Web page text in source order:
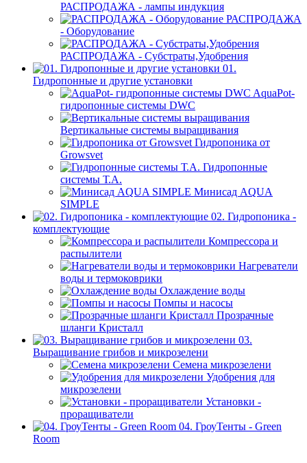
РАСПРОДАЖА - лампы индукция
РАСПРОДАЖА
- Оборудование
РАСПРОДАЖА - Субстраты,Удобрения
01.
Гидропонные и другие установки
AquaPot-
гидропонные системы DWC
Вертикальные системы выращивания
Гидропоника от
Growsvet
Гидропонные
системы Т.A.
Минисад AQUA
SIMPLE
02. Гидропоника -
комплектующие
Компрессора и
распылители
Нагреватели
воды и термоковрики
Охлаждение воды
Помпы и насосы
Прозрачные
шланги Кристалл
03.
Выращивание грибов и микрозелени
Семена микрозелени
Удобрения для
микрозелени
Установки -
проращиватели
04. ГроуТенты - Green
Room